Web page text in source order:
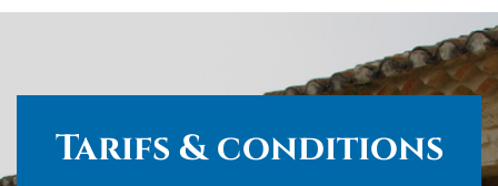
Tarifs & conditions